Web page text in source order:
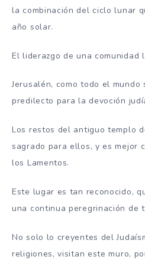
la combinación del ciclo lunar
año solar.
El liderazgo de una comunidad
Jerusalén, como todo el
predilecto para la devoción
Los restos del antiguo templo
sagrado para ellos, y es mejor
los Lamentos.
Este lugar es tan reconocido,
una continua peregrinación de
No solo lo creyentes del
religiones, visitan este muro,